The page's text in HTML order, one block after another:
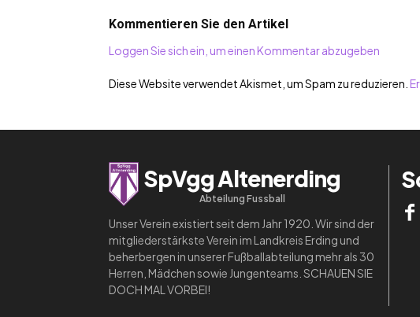
Kommentieren Sie den Artikel
Loggen Sie sich ein, um einen Kommentar abzugeben
Diese Website verwendet Akismet, um Spam zu reduzieren.
SpVgg Altenerding
Abteilung Fussball
Unser Verein existiert seit dem Jahr 1920. Wir sind der
mitgliederstärkste Verein im Landkreis Erding und
beherbergen in unserer Fußballabteilung mehr als 30
Herren, Mädchen sowie Jungenteams. SCHAUEN SIE
DOCH MAL VORBEI!